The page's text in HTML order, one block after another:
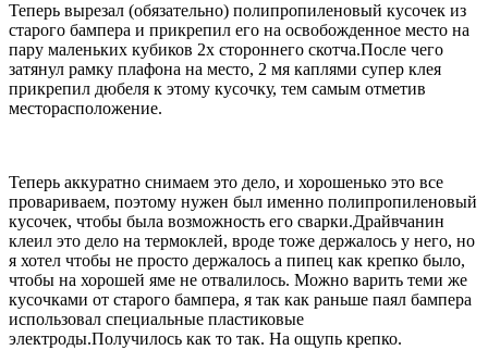
Теперь вырезал (обязательно) полипропиленовый кусочек из
старого бампера и прикрепил его на освобожденное место на
пару маленьких кубиков 2х стороннего скотча.После чего
затянул рамку плафона на место, 2 мя каплями супер клея
прикрепил дюбеля к этому кусочку, тем самым отметив
месторасположение.
Теперь аккуратно снимаем это дело, и хорошенько это все
провариваем, поэтому нужен был именно полипропиленовый
кусочек, чтобы была возможность его сварки.Драйвчанин
клеил это дело на термоклей, вроде тоже держалось у него, но
я хотел чтобы не просто держалось а пипец как крепко было,
чтобы на хорошей яме не отвалилось. Можно варить теми же
кусочками от старого бампера, я так как раньше паял бампера
использовал специальные пластиковые
электроды.Получилось как то так. На ощупь крепко.